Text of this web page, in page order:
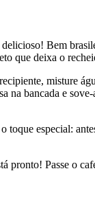
Bem
que deixa o
misture
bancada e
especial:
pronto! Passe o